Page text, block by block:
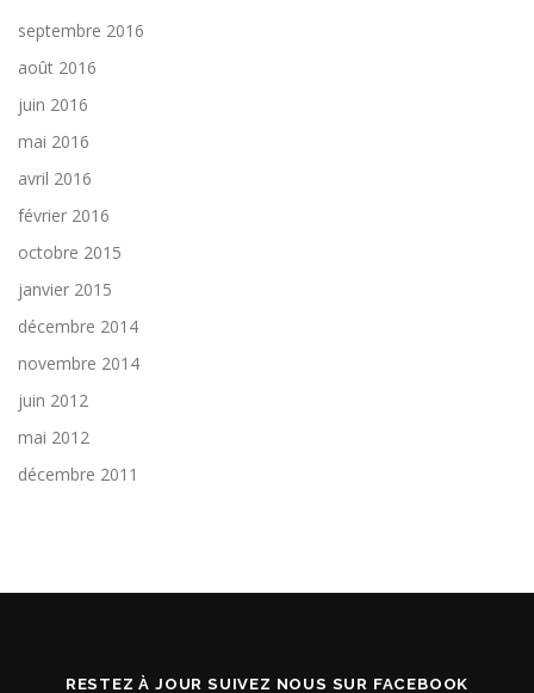
septembre 2016
août 2016
juin 2016
mai 2016
avril 2016
février 2016
octobre 2015
janvier 2015
décembre 2014
novembre 2014
juin 2012
mai 2012
décembre 2011
RESTEZ À JOUR SUIVEZ NOUS SUR FACEBOOK